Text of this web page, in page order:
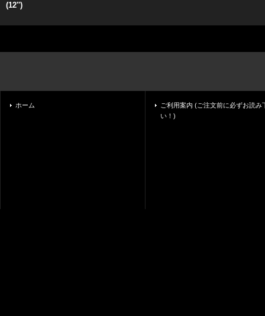
(12'')
ホーム
ご利用案内 (ご注文前に必ずお読み
い！)